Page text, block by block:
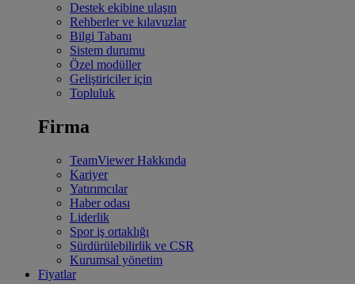
Destek ekibine ulaşın
Rehberler ve kılavuzlar
Bilgi Tabanı
Sistem durumu
Özel modüller
Geliştiriciler için
Topluluk
Firma
TeamViewer Hakkında
Kariyer
Yatırımcılar
Haber odası
Liderlik
Spor iş ortaklığı
Sürdürülebilirlik ve CSR
Kurumsal yönetim
Fiyatlar